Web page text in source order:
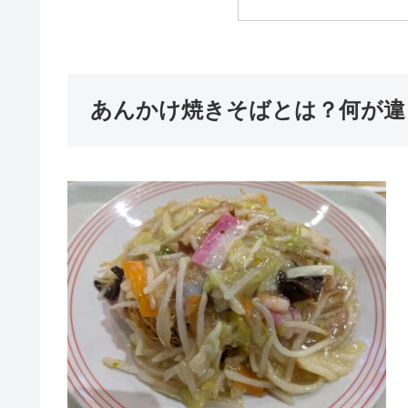
あんかけ焼きそばとは？何が